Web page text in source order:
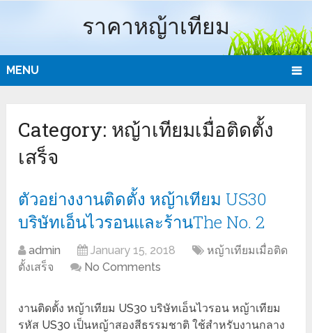
ราคาหญ้าเทียม
MENU
Category: หญ้าเทียมเมื่อติดตั้ง
เสร็จ
ตัวอย่างงานติดตั้ง หญ้าเทียม US30
บริษัทเอ็นไวรอนและร้านThe No. 2
admin January 15, 2018
หญ้าเทียมเมื่อติด
ตั้งเสร็จ
No Comments
งานติดตั้ง หญ้าเทียม US30 บริษัทเอ็นไวรอน หญ้าเทียม
รหัส US30 เป็นหญ้าสองสีธรรมชาติ ใช้สำหรับงานกลาง